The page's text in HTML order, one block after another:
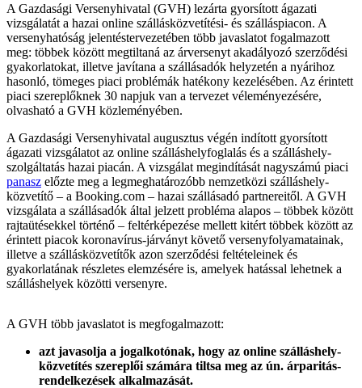
A Gazdasági Versenyhivatal (GVH) lezárta gyorsított ágazati
vizsgálatát a hazai online szállásközvetítési- és szálláspiacon. A
versenyhatóság jelentéstervezetében több javaslatot fogalmazott
meg: többek között megtiltaná az árversenyt akadályozó szerződési
gyakorlatokat, illetve javítana a szállásadók helyzetén a nyárihoz
hasonló, tömeges piaci problémák hatékony kezelésében. Az érintett
piaci szereplőknek 30 napjuk van a tervezet véleményezésére,
olvasható a GVH közleményében.
A Gazdasági Versenyhivatal augusztus végén indított gyorsított
ágazati vizsgálatot az online szálláshelyfoglalás és a szálláshely-
szolgáltatás hazai piacán. A vizsgálat megindítását nagyszámú piaci
panasz előzte meg a legmeghatározóbb nemzetközi szálláshely-
közvetítő – a Booking.com – hazai szállásadó partnereitől. A GVH
vizsgálata a szállásadók által jelzett probléma alapos – többek között
rajtaütésekkel történő – feltérképezése mellett kitért többek között az
érintett piacok koronavírus-járványt követő versenyfolyamatainak,
illetve a szállásközvetítők azon szerződési feltételeinek és
gyakorlatának részletes elemzésére is, amelyek hatással lehetnek a
szálláshelyek közötti versenyre.
A GVH több javaslatot is megfogalmazott:
azt javasolja a jogalkotónak, hogy az online szálláshely-
közvetítés szereplői számára tiltsa meg az ún. árparitás-
rendelkezések alkalmazását.